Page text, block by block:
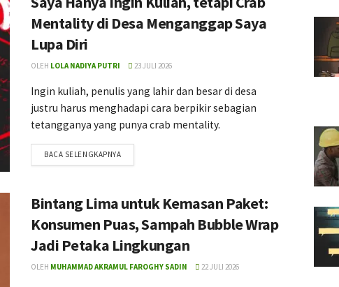
Mentality di Desa Menganggap Saya
Lupa Diri
OLEH LOLA NADIYA PUTRI 23 JULI 2026
Ingin kuliah, penulis yang lahir dan besar di desa
justru harus menghadapi cara berpikir sebagian
tetangganya yang punya crab mentality.
BACA SELENGKAPNYA
Bintang Lima untuk Kemasan Paket:
Konsumen Puas, Sampah Bubble Wrap
Jadi Petaka Lingkungan
OLEH MUHAMMAD AKRAMUL FAROGHY SADIN 22 JULI 2026